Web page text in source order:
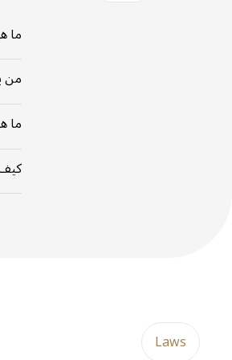
ما
من
ما
يجب
Laws